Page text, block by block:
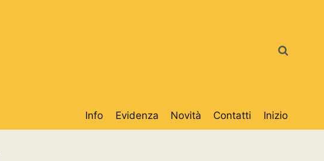
Info Evidenza Novità Contatti Inizio